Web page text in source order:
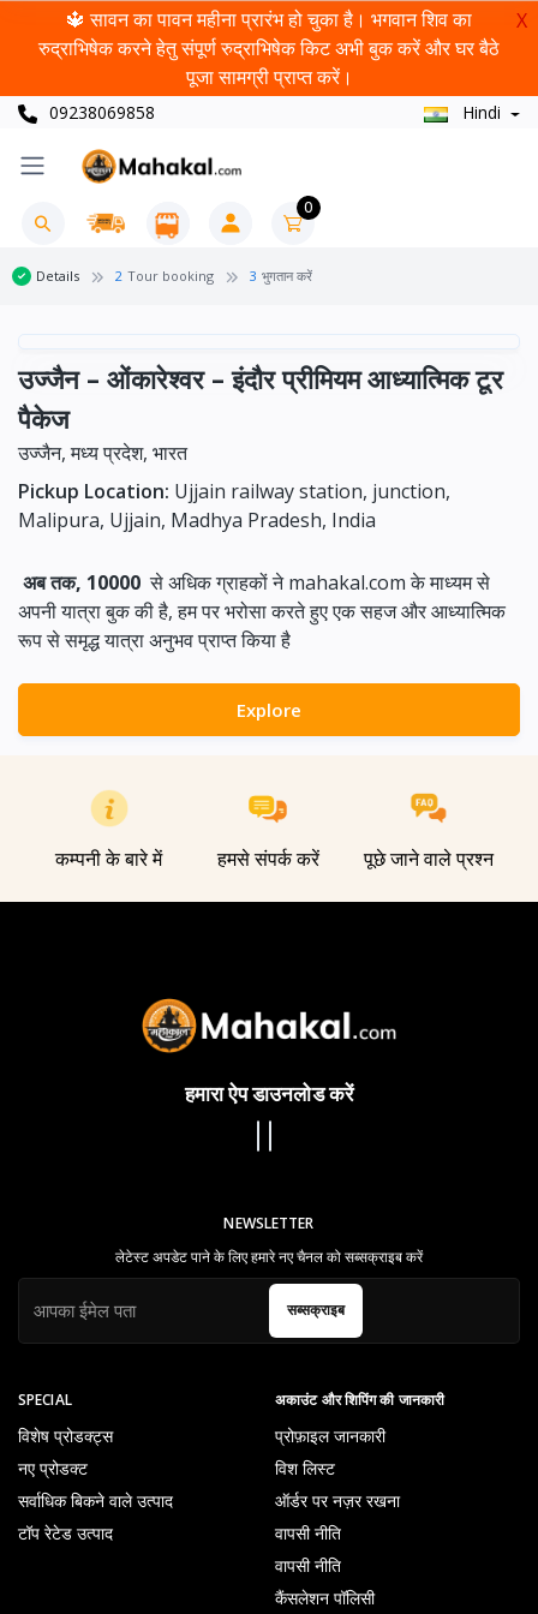
🔱 सावन का पावन महीना प्रारंभ हो चुका है। भगवान शिव का
रुद्राभिषेक करने हेतु संपूर्ण रुद्राभिषेक किट अभी बुक करें और घर बैठे
पूजा सामग्री प्राप्त करें।
X
09238069858 Hindi
0
Details 2 Tour booking 3 भुगतान करें
उज्जैन – ओंकारेश्वर – इंदौर प्रीमियम आध्यात्मिक टूर
पैकेज
उज्जैन, मध्य प्रदेश, भारत
Pickup Location: Ujjain railway station, junction,
Malipura, Ujjain, Madhya Pradesh, India
अब तक, 10000 से अधिक ग्राहकों ने mahakal.com के माध्यम से
अपनी यात्रा बुक की है, हम पर भरोसा करते हुए एक सहज और आध्यात्मिक
रूप से समृद्ध यात्रा अनुभव प्राप्त किया है
Explore
कम्पनी के बारे में हमसे संपर्क करें पूछे जाने वाले प्रश्न
हमारा ऐप डाउनलोड करें
SPECIAL
विशेष प्रोडक्ट्स
नए प्रोडक्ट
सर्वाधिक बिकने वाले उत्पाद
टॉप रेटेड उत्पाद
अकाउंट और शिपिंग की जानकारी
प्रोफ़ाइल जानकारी
विश लिस्ट
ऑर्डर पर नज़र रखना
वापसी नीति
वापसी नीति
कैंसलेशन पॉलिसी
NEWSLETTER
लेटेस्ट अपडेट पाने के लिए हमारे नए चैनल को सब्सक्राइब करें
सब्सक्राइब